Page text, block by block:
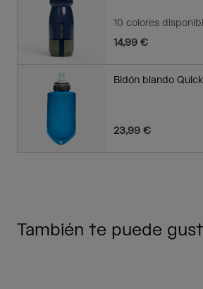
10 colores
14,99 €
Bidón blando
23,99 €
También te puede